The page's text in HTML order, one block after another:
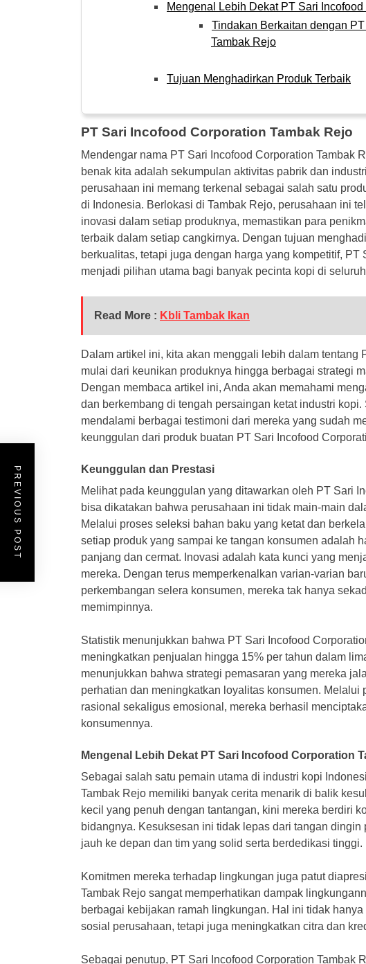
Mengenal Lebih Dekat PT Sari
Tindakan Berkaitan dengan
Tambak Rejo
Tujuan Menghadirkan Produk Terbaik
PT Sari Incofood Corporation Tambak Rejo
Mendengar nama PT Sari Incofood Corporation Tambak
benak kita adalah sekumpulan aktivitas pabrik dan
perusahaan ini memang terkenal sebagai salah satu
di Indonesia. Berlokasi di Tambak Rejo, perusahaan ini
inovasi dalam setiap produknya, memastikan para
terbaik dalam setiap cangkirnya. Dengan tujuan
berkualitas, tetapi juga dengan harga yang kompetitif, PT
menjadi pilihan utama bagi banyak pecinta kopi di
Read More : Kbli Tambak Ikan
Dalam artikel ini, kita akan menggali lebih dalam tentang
mulai dari keunikan produknya hingga berbagai strategi
Dengan membaca artikel ini, Anda akan memahami
dan berkembang di tengah persaingan ketat industri
mendalami berbagai testimoni dari mereka yang sudah
keunggulan dari produk buatan PT Sari Incofood
Keunggulan dan Prestasi
Melihat pada keunggulan yang ditawarkan oleh PT Sari
bisa dikatakan bahwa perusahaan ini tidak main-main
Melalui proses seleksi bahan baku yang ketat dan
setiap produk yang sampai ke tangan konsumen adalah
panjang dan cermat. Inovasi adalah kata kunci yang
mereka. Dengan terus memperkenalkan varian-varian
perkembangan selera konsumen, mereka tak hanya
memimpinnya.
Statistik menunjukkan bahwa PT Sari Incofood
meningkatkan penjualan hingga 15% per tahun dalam
menunjukkan bahwa strategi pemasaran yang mereka
perhatian dan meningkatkan loyalitas konsumen. Melalui
rasional sekaligus emosional, mereka berhasil
konsumennya.
Mengenal Lebih Dekat PT Sari Incofood Corporation
Sebagai salah satu pemain utama di industri kopi
Tambak Rejo memiliki banyak cerita menarik di balik
kecil yang penuh dengan tantangan, kini mereka berdiri
bidangnya. Kesuksesan ini tidak lepas dari tangan
jauh ke depan dan tim yang solid serta berdedikasi tinggi.
Komitmen mereka terhadap lingkungan juga patut
Tambak Rejo sangat memperhatikan dampak
berbagai kebijakan ramah lingkungan. Hal ini tidak
sosial perusahaan, tetapi juga meningkatkan citra dan
Sebagai penutup, PT Sari Incofood Corporation Tambak
PREVIOUS POST